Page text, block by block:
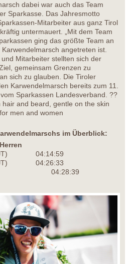
dabei war auch das Team
Sparkasse. Das Jahresmotto
Mitarbeiter aus ganz Tirol
untermauert. „Mit dem Team
ging das größte Team an
angetreten ist.
Mitarbeiter stellten sich der
gemeinsam Grenzen zu
sich zu glauben. Die Tiroler
Karwendelmarsch bereits zum 11.
Sparkassen Landesverband. ??
and beard, gentle on the skin
men and women
im Überblick:
04:14:59
04:26:33
04:28:39